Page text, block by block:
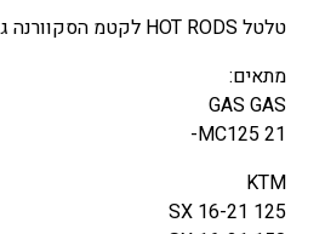
/
H
U
S
V
A
טלטל HOT RODS לקטמ הסקוורנה גאס גאס
מתאים:
GAS GAS
MC125 21-
KTM
125 SX 16-21